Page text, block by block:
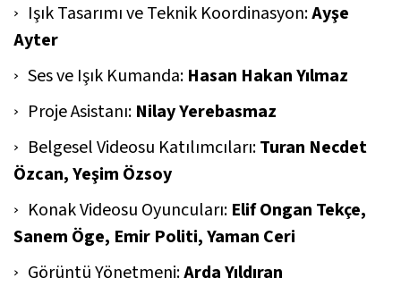
Işık Tasarımı ve Teknik Koordinasyon:Ayşe
Ayter
Ses ve Işık Kumanda: Hasan Hakan Yılmaz
Proje Asistanı: Nilay Yerebasmaz
Belgesel Videosu Katılımcıları:Turan Necdet
Özcan, Yeşim Özsoy
Konak Videosu Oyuncuları: Elif Ongan Tekçe,
Sanem Öge, Emir Politi, Yaman Ceri
Görüntü Yönetmeni:Arda Yıldıran